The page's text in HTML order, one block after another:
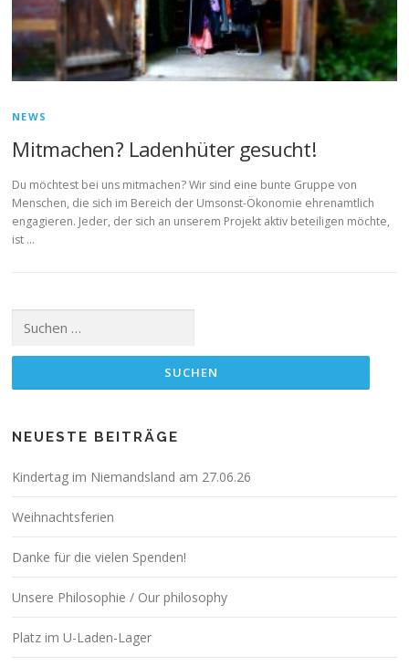
NEWS
Mitmachen? Ladenhüter gesucht!
Du möchtest bei uns mitmachen? Wir sind eine bunte Gruppe von
Menschen, die sich im Bereich der Umsonst-Ökonomie ehrenamtlich
engagieren. Jeder, der sich an unserem Projekt aktiv beteiligen möchte,
ist …
nach:
NEUESTE BEITRÄGE
Kindertag im Niemandsland am 27.06.26
Weihnachtsferien
Danke für die vielen Spenden!
Unsere Philosophie / Our philosophy
Platz im U-Laden-Lager